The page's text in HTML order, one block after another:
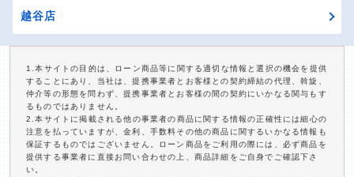
越谷店
1.本サイトの目的は、ローン商品等に関する適切な情報と選択の機会を提供
することにあり、当社は、提携事業者とお客様との契約締結の代理、斡旋、
仲介等の形態を問わず、提携事業者とお客様の間の契約にいかなる関与もす
るものではありません。
2.本サイトに掲載される他の事業者の商品に関する情報の正確性には細心の
注意を払っていますが、金利、手数料その他の商品に関するいかなる情報も
保証するものではございません。ローン商品をご利用の際には、必ず商品を
提供する事業者に直接お問い合わせの上、商品詳細をご自身でご確認下さ
い。